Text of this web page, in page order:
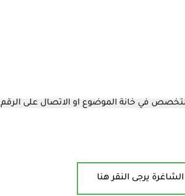
في خانة الموضوع او الاتصال على الرقم
يرجى النقر هنا